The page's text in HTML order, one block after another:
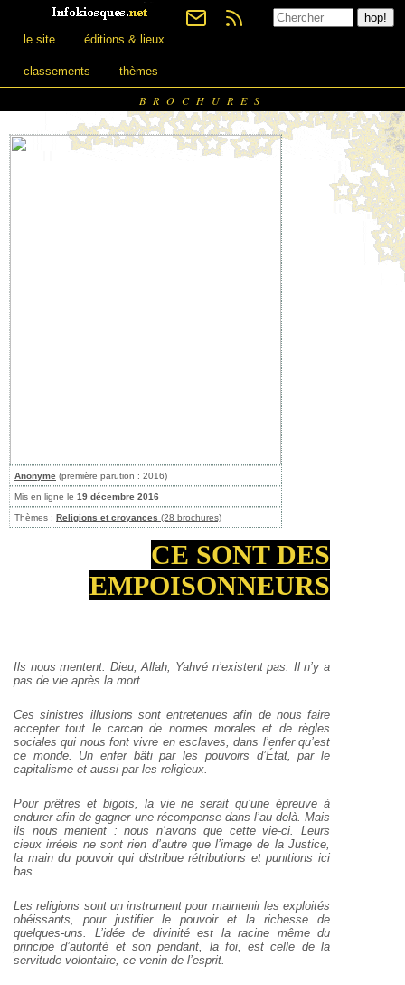
le site éditions & lieux
classements thèmes
BROCHURES
Anonyme (première parution : 2016)
Mis en ligne le 19 décembre 2016
Thèmes : Religions et croyances (28 brochures)
CE SONT DES
EMPOISONNEURS
Ils nous mentent. Dieu, Allah, Yahvé n’existent pas. Il n’y a
pas de vie après la mort.
Ces sinistres illusions sont entretenues afin de nous faire
accepter tout le carcan de normes morales et de règles
sociales qui nous font vivre en esclaves, dans l’enfer qu’est
ce monde. Un enfer bâti par les pouvoirs d’État, par le
capitalisme et aussi par les religieux.
Pour prêtres et bigots, la vie ne serait qu’une épreuve à
endurer afin de gagner une récompense dans l’au-delà. Mais
ils nous mentent : nous n’avons que cette vie-ci. Leurs
cieux irréels ne sont rien d’autre que l’image de la Justice,
la main du pouvoir qui distribue rétributions et punitions ici
bas.
Les religions sont un instrument pour maintenir les exploités
obéissants, pour justifier le pouvoir et la richesse de
quelques-uns. L’idée de divinité est la racine même du
principe d’autorité et son pendant, la foi, est celle de la
servitude volontaire, ce venin de l’esprit.